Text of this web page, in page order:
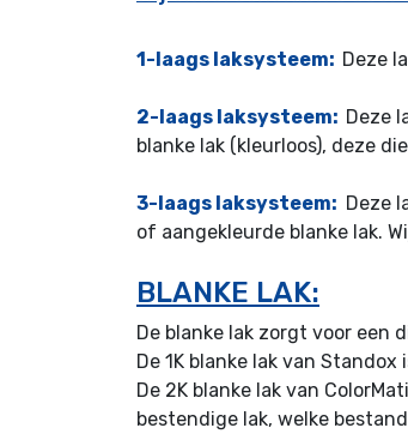
1-laags laksysteem: Deze
2-laags laksysteem: Deze
blanke lak (kleurloos), deze
3-laags laksysteem: Deze
of aangekleurde blanke lak.
BLANKE LAK:
De blanke lak zorgt voor een
De 1K blanke lak van
De 2K blanke lak van
bestendige lak, welke